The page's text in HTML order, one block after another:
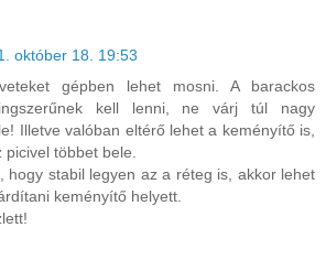
október 18. 19:53
gépben lehet mosni. A barackos
kell lenni, ne várj túl nagy
Illetve valóban eltérő lehet a keményítő is,
többet bele.
hogy stabil legyen az a réteg is, akkor lehet
keményítő helyett.